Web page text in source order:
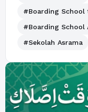
#Boarding School
#Boarding School
#Sekolah Asrama